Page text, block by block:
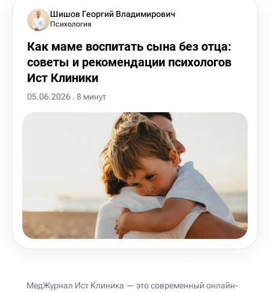
Шишов Георгий Владимирович
Психология
Как маме воспитать сына без отца:
советы и рекомендации психологов
Ист Клиники
05.06.2026 . 8 минут
МедЖурнал Ист Клиника — это современный онлайн-